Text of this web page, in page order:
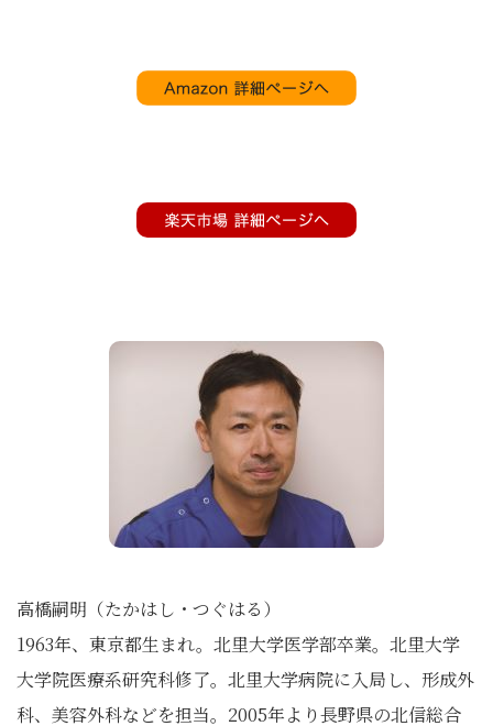
高橋嗣明（たかはし・つぐはる）
1963年、東京都生まれ。北里大学医学部卒業。北里大学
大学院医療系研究科修了。北里大学病院に入局し、形成外
科、美容外科などを担当。2005年より長野県の北信総合